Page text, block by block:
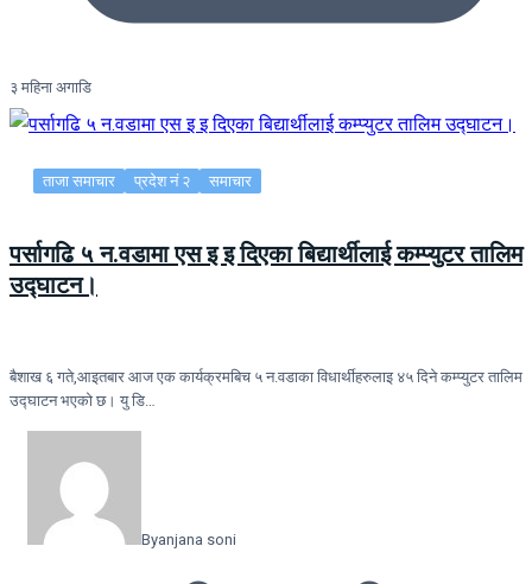
३ महिना अगाडि
ताजा समाचार प्रदेश नं २ समाचार
पर्सागढि ५ न.वडामा एस इ इ दिएका बिद्यार्थीलाई कम्प्युटर तालिम
उद्घाटन।
बैशाख ६ गते,आइतबार आज एक कार्यक्रमबिच ५ न.वडाका विधार्थीहरुलाइ ४५ दिने कम्प्युटर तालिम
उद्घाटन भएको छ। यु डि…
Byanjana soni